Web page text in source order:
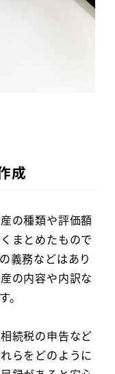
成
の種類や評価額
まとめたもので
義務などはあり
の内容や内訳な
続税の申告など
らをどのように